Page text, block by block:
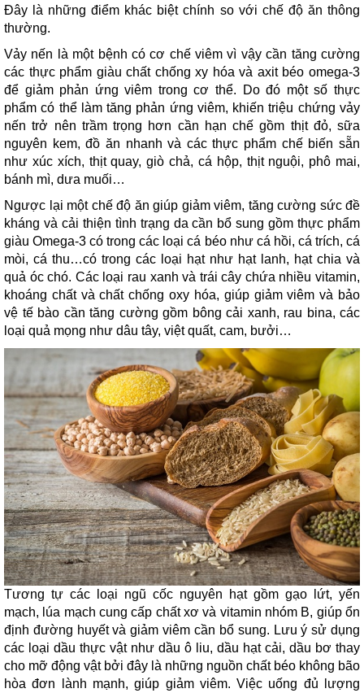
Đây là những điểm khác biệt chính so với chế độ ăn thông
thường.
Vảy nến là một bệnh có cơ chế viêm vì vậy cần tăng cường
các thực phẩm giàu chất chống xy hóa và axit béo omega-3
để giảm phản ứng viêm trong cơ thể. Do đó một số thực
phẩm có thể làm tăng phản ứng viêm, khiến triệu chứng vảy
nến trở nên trầm trọng hơn cần hạn chế gồm thịt đỏ, sữa
nguyên kem, đồ ăn nhanh và các thực phẩm chế biến sẵn
như xúc xích, thịt quay, giò chả, cá hộp, thịt nguội, phô mai,
bánh mì, dưa muối…
Ngược lại một chế độ ăn giúp giảm viêm, tăng cường sức đề
kháng và cải thiện tình trạng da cần bổ sung gồm thực phẩm
giàu Omega-3 có trong các loại cá béo như cá hồi, cá trích, cá
mòi, cá thu…có trong các loại hạt như hạt lanh, hạt chia và
quả óc chó. Các loại rau xanh và trái cây chứa nhiều vitamin,
khoáng chất và chất chống oxy hóa, giúp giảm viêm và bảo
vệ tế bào cần tăng cường gồm bông cải xanh, rau bina, các
loại quả mọng như dâu tây, việt quất, cam, bưởi…
Tương tự các loại ngũ cốc nguyên hạt gồm gạo lứt, yến
mạch, lúa mạch cung cấp chất xơ và vitamin nhóm B, giúp ổn
định đường huyết và giảm viêm cần bổ sung. Lưu ý sử dụng
các loại dầu thực vật như dầu ô liu, dầu hạt cải, dầu bơ thay
cho mỡ động vật bởi đây là những nguồn chất béo không bão
hòa đơn lành mạnh, giúp giảm viêm. Việc uống đủ lượng